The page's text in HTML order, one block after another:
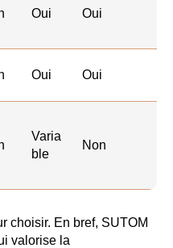
Oui Oui
Oui Oui
Varia
ble
Non
choisir. En bref, SUTOM
valorise la